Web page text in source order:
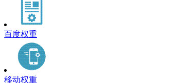
百度权重
移动权重